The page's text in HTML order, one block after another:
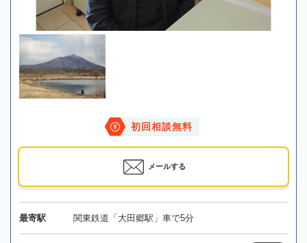
初回相談無料
メールする
最寄駅 関東鉄道「大田郷駅」車で5分